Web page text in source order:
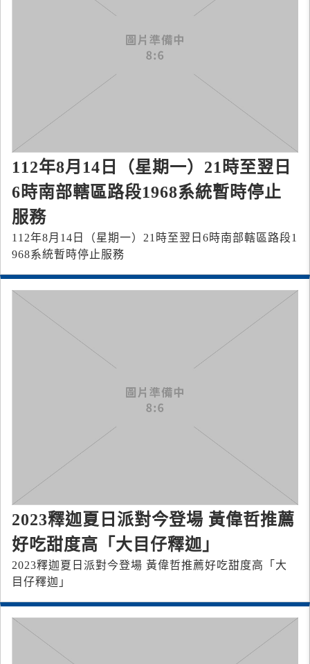
112年8月14日（星期一）21時至翌日
6時南部轄區路段1968系統暫時停止
服務
112年8月14日（星期一）21時至翌日6時南部轄區路段1
968系統暫時停止服務
2023釋迦夏日派對今登場 黃偉哲推薦
好吃甜度高「大目仔釋迦」
2023釋迦夏日派對今登場 黃偉哲推薦好吃甜度高「大
目仔釋迦」